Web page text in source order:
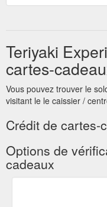
Teriyaki
cartes-
Vous pouvez trouver le
visitant le le caissier /
Crédit de cartes-
Options de
cadeaux